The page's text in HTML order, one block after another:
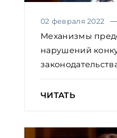
02 февраля 2022
Механизмы
нарушений
ЧИТАТЬ